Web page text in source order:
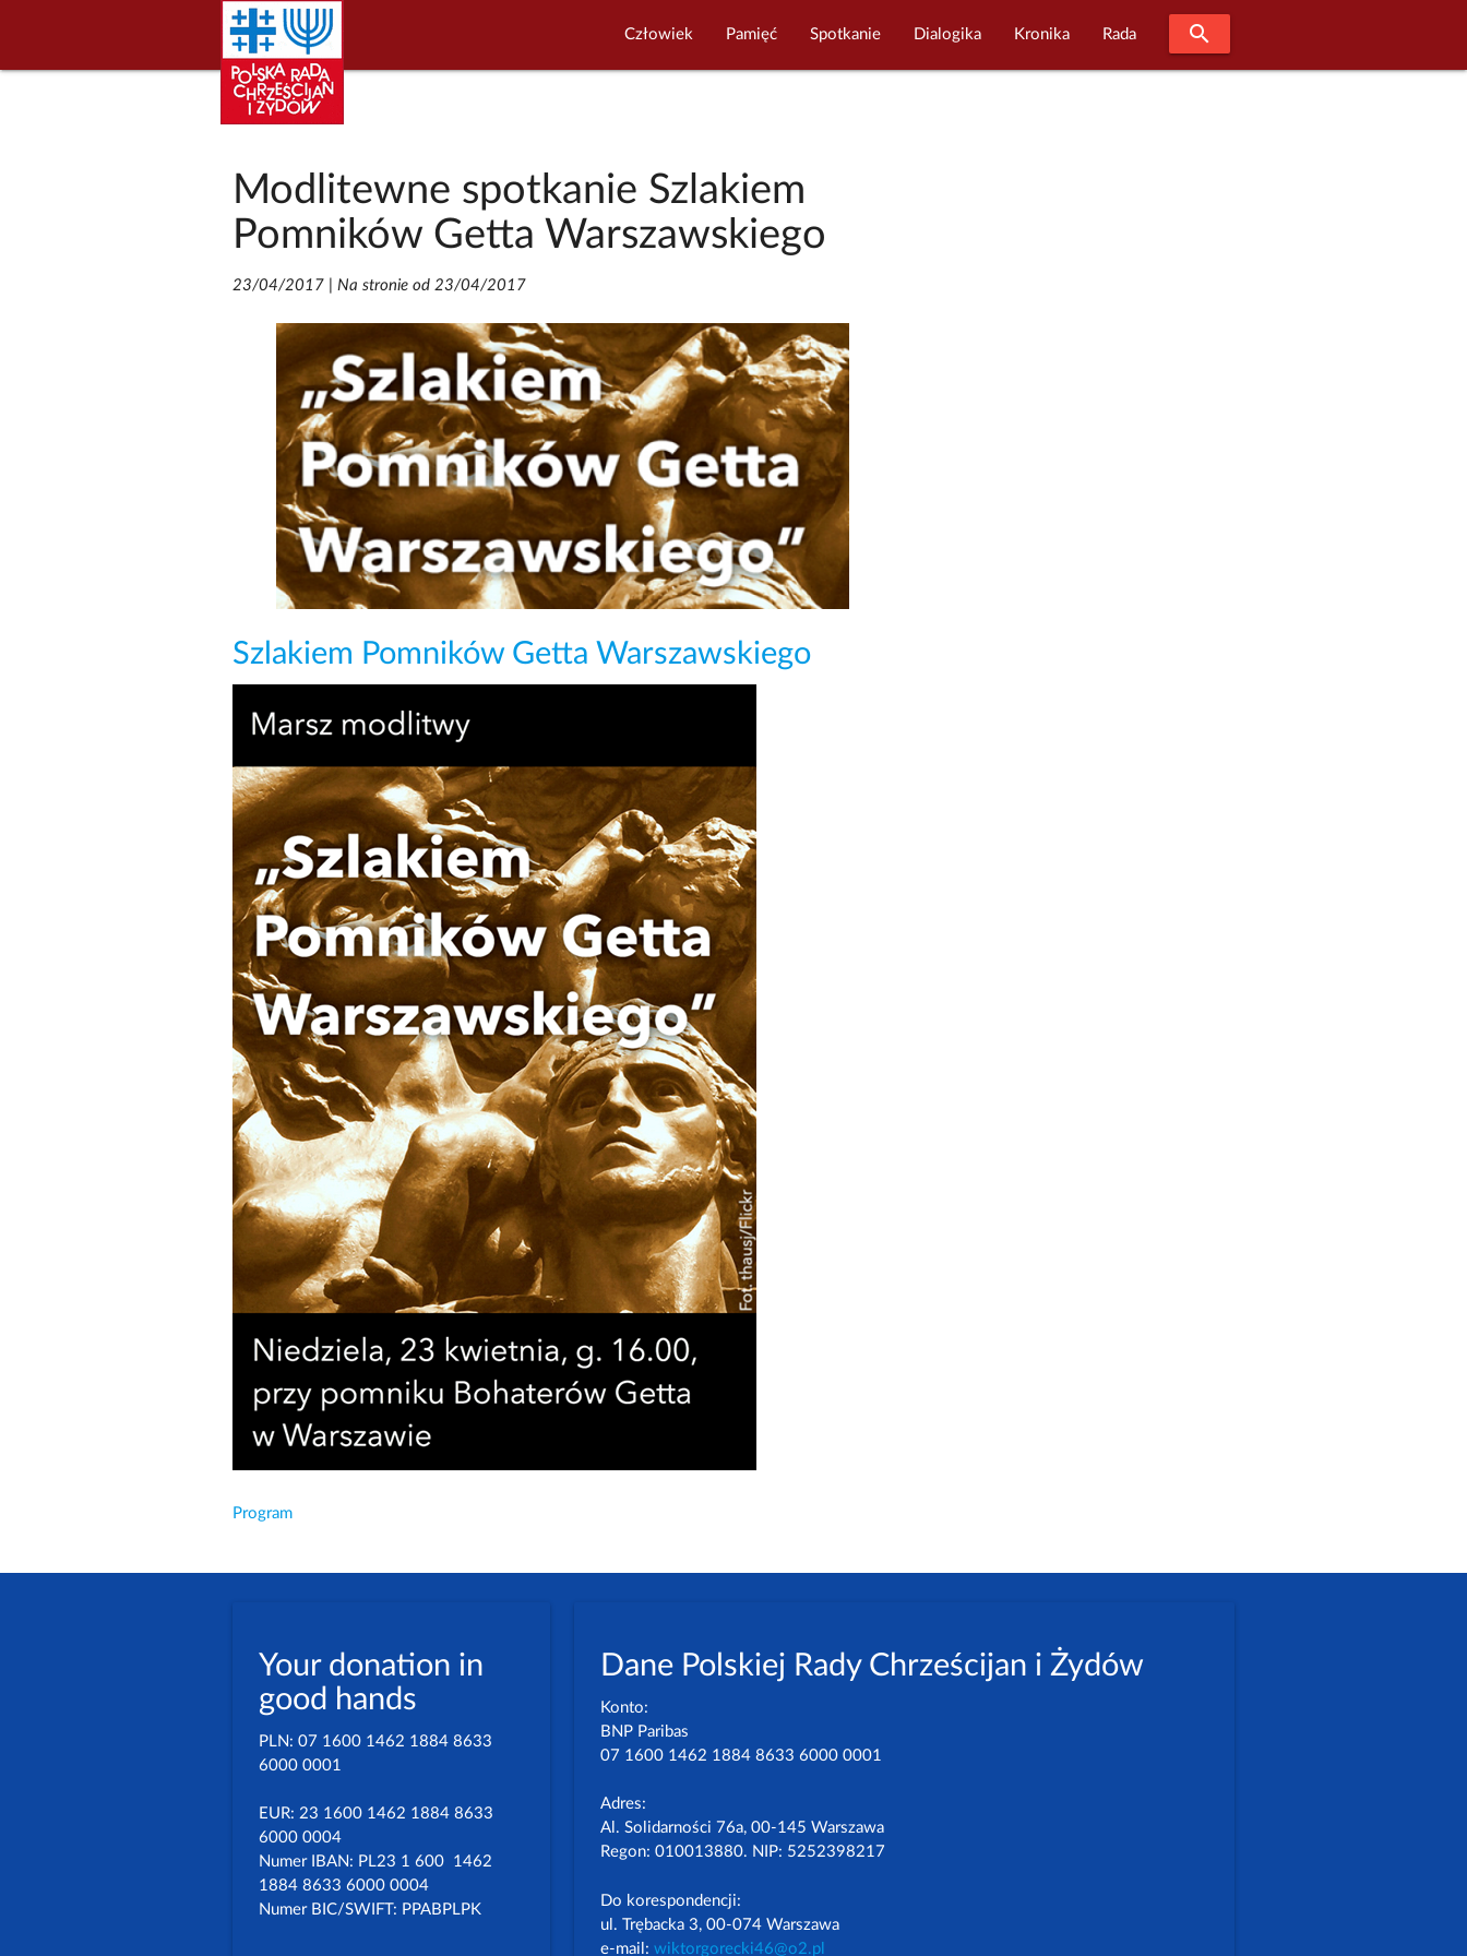
Człowiek Pamięć Spotkanie Dialogika Kronika Rada search
Modlitewne spotkanie Szlakiem
Pomników Getta Warszawskiego
23/04/2017| Na stronie od 23/04/2017
Szlakiem Pomników Getta Warszawskiego
Program
Dane Polskiej Rady Chrześcijan i Żydów
Konto:
BNP Paribas
07 1600 1462 1884 8633 6000 0001
Adres:
Al. Solidarności 76a, 00-145 Warszawa
Regon: 010013880. NIP: 5252398217
Do korespondencji:
ul. Trębacka 3, 00-074 Warszawa
e-mail:wiktorgorecki46@o2.pl
Your donation in
good hands
PLN: 07 1600 1462 1884 8633
6000 0001
EUR: 23 1600 1462 1884 8633
6000 0004
Numer IBAN: PL23 1 600 1462
1884 8633 6000 0004
Numer BIC/SWIFT: PPABPLPK